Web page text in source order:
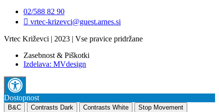
02/588 82 90
vrtec-krizevci@guest.arnes.si
Vrtec Križevci | 2023 | Vse pravice pridržane
Zasebnost & Piškotki
Izdelava: MVdesign
Dostopnost
B&C Contrasts Dark Contrasts White
Stop Movement